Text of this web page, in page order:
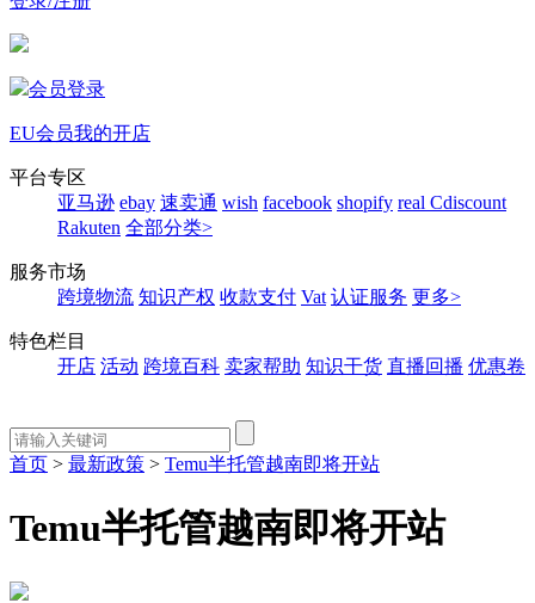
会员登录
EU会员我的开店
平台专区
亚马逊 ebay 速卖通 wish facebook shopify real Cdiscount
Rakuten 全部分类>
服务市场
跨境物流 知识产权 收款支付 Vat 认证服务 更多>
特色栏目
开店 活动 跨境百科 卖家帮助 知识干货 直播回播 优惠卷
首页 > 最新政策 > Temu半托管越南即将开站
Temu半托管越南即将开站